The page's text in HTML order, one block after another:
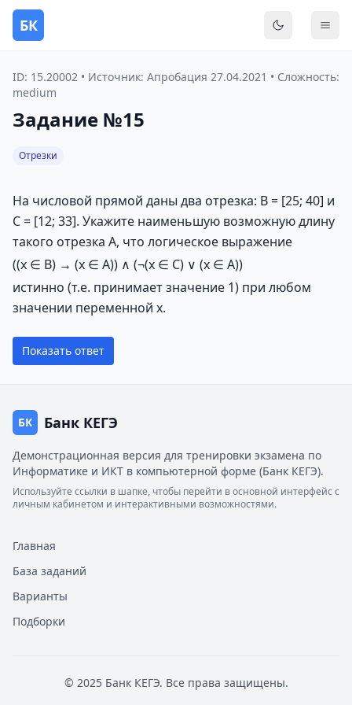
БК
ID: 15.20002 • Источник: Апробация 27.04.2021 • Сложность:
medium
Задание №15
Отрезки
На числовой прямой даны два отрезка: В = [25; 40] и
С = [12; 33]. Укажите наименьшую возможную длину
такого отрезка А, что логическое выражение
((x ∈ B) → (x ∈ A)) ∧ (¬(x ∈ C) ∨ (x ∈ A))
истинно (т.е. принимает значение 1) при любом
значении переменной х.
Показать ответ
БК Банк КЕГЭ
Демонстрационная версия для тренировки экзамена по
Информатике и ИКТ в компьютерной форме (Банк КЕГЭ).
Используйте ссылки в шапке, чтобы перейти в основной интерфейс с
личным кабинетом и интерактивными возможностями.
Главная
База заданий
Варианты
Подборки
© 2025 Банк КЕГЭ. Все права защищены.